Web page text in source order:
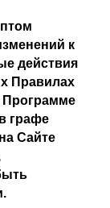
к
действия
Правилах
Программе
графе
Сайте